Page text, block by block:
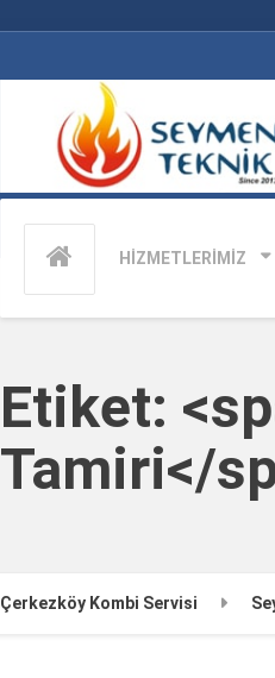
HİZMETLERİMİZ
Etiket:
Tamiri</
Çerkezköy Kombi Servisi